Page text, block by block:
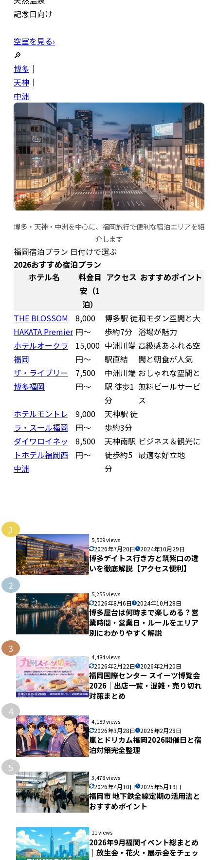
記念日向け
空室を見る›
🔎
博多 ｜
天神｜
中洲
博多・天神・中洲を中心に、福岡旅行で便利な宿泊エリアを紹
介します
福岡宿泊プラン 日付けで選ぶ
2026おすすめ宿泊プラン
ホテル名
料金目
安（1
泊）
アクセス おすすめポイント
THE BLOSSOM
HAKATA Premier
8,000
円〜
博多駅 徒
歩約7分
和モダン空間と大
浴場が魅力
ホテルオークラ
福岡
15,000
円〜
中洲川端
駅直結
高級感あふれる空
間と朝食が人気
ザ・ライブリー
博多福岡
7,500
円〜
中洲川端
駅 徒歩1
分
おしゃれな空間と
無料ビールサービ
ス
ホテルモントレ
ラ・スール福岡
9,000
円〜
天神駅 徒
歩約3分
ダイワロイネッ
トホテル福岡西
中洲
8,500
円〜
天神南駅
徒歩約5
分
ビジネス＆観光に
最適な好立地
1
5,509 views
2026年7月20日 2024年10月29日
博多デイトス行き方と筑紫口の違
いを徹底解説【アクセス便利】
2
5,255 views
2026年8月6日 2024年10月28日
博多屋台は何時まで楽しめる？営
業時間・営業日・ルールをエリア
別にわかりやすく解説
3
4,484 views
2026年2月22日 2026年2月20日
福岡国際センター スイーツ博覧会
2026｜出店一覧・混雑・売り切れ
対策まとめ
4
4,189 views
2026年3月28日 2026年2月28日
嵐とドリカム福岡2026開催日と宿
泊対策完全整理
5
3,478 views
2026年4月10日 2025年5月19日
福岡市 地下鉄全線定期の活用法と
おすすめポイント
11 views
2026年9月福岡イベント総まとめ
｜放生会・花火・展示会をチェッ